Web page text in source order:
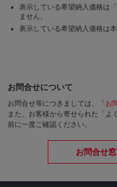
表示している希望納入価格は
ません。
表示している希望納入価格は
お問合せについて
お問合せ等につきましては、「 お
また、お客様から寄せられた「よ
前に一度ご確認ください。
お問合せ